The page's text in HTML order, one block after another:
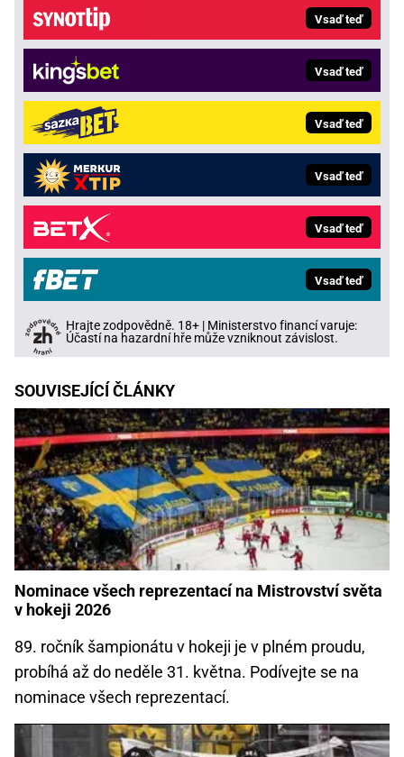
Vsaď teď
Vsaď teď
Vsaď teď
Vsaď teď
Vsaď teď
Vsaď teď
Hrajte zodpovědně. 18+ | Ministerstvo financí varuje:
Účastí na hazardní hře může vzniknout závislost.
SOUVISEJÍCÍ ČLÁNKY
Nominace všech reprezentací na Mistrovství světa
v hokeji 2026
89. ročník šampionátu v hokeji je v plném proudu,
probíhá až do neděle 31. května. Podívejte se na
nominace všech reprezentací.